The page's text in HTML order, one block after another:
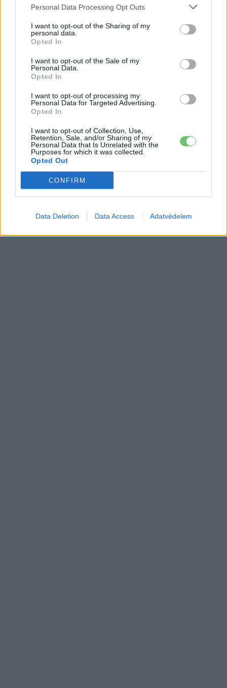
Personal Data Processing Opt Outs
I want to opt-out of the Sharing of my
personal data.
Opted In
I want to opt-out of the Sale of my
Personal Data.
Opted In
I want to opt-out of processing my
Personal Data for Targeted Advertising.
Opted In
I want to opt-out of Collection, Use,
Retention, Sale, and/or Sharing of my
Personal Data that Is Unrelated with the
Purposes for which it was collected.
Opted Out
CONFIRM
Data Deletion Data Access Adatvédelem
Elektromos
Tesla: visszatért a régi árazás a magyar
Elektromos
elektromos pickupjának ára, és nevet is
9000 elektromos furgonnál tart a Royal
flotta